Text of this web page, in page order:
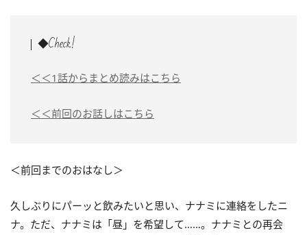
◆Check!
＜＜1話からまとめ読みはこちら
＜＜前回のお話しはこちら
＜前回までのおはなし＞
久しぶりにパーッと飲みたいと思い、ナナミに連絡をしたニ
ナ。ただ、ナナミは「昼」を希望して……。ナナミとの再会